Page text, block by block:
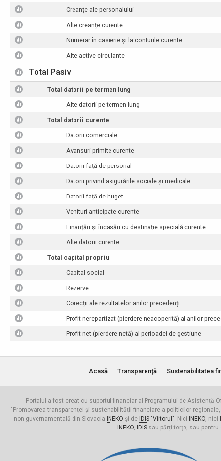
Creanțe ale personalului
Alte creanțe curente
Numerar în casierie și la conturile curente
Alte active circulante
Total Pasiv
Total datorii pe termen lung
Alte datorii pe termen lung
Total datorii curente
Datorii comerciale
Avansuri primite curente
Datorii față de personal
Datorii privind asigurările sociale și medicale
Datorii față de buget
Venituri anticipate curente
Finanțări și încasări cu destinație specială curente
Alte datorii curente
Total capital propriu
Capital social
Rezerve
Corecții ale rezultatelor anilor precedenți
Profit nerepartizat (pierdere neacoperită) al anilor
Profit net (pierdere netă) al perioadei de gestiune
Acasă Transparenţă Sustenabilitatea
Portalul a fost creat cu suportul financiar al Programului de Asistență
"Promovarea transparenței și sustenabilității financiare a politicilor
non-guvernamentală din Slovacia
INEKO și de IDIS "Viitorul". Nici INEKO, nici
INEKO, IDISsau părți terțe, sau pentru